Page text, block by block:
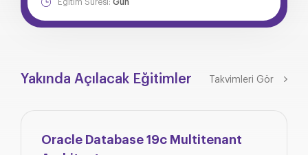
Eğitim Süresi: Gün
Yakında Açılacak Eğitimler Takvimleri Gör
Oracle Database 19c Multitenant